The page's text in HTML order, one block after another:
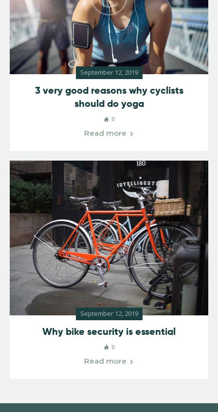
September 12, 2019
3 very good reasons why cyclists
should do yoga
0
Read more
September 12, 2019
Why bike security is essential
0
Read more